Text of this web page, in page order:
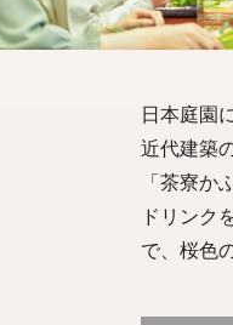
日本庭園
近代建築
「茶寮か
ドリンク
で、桜色